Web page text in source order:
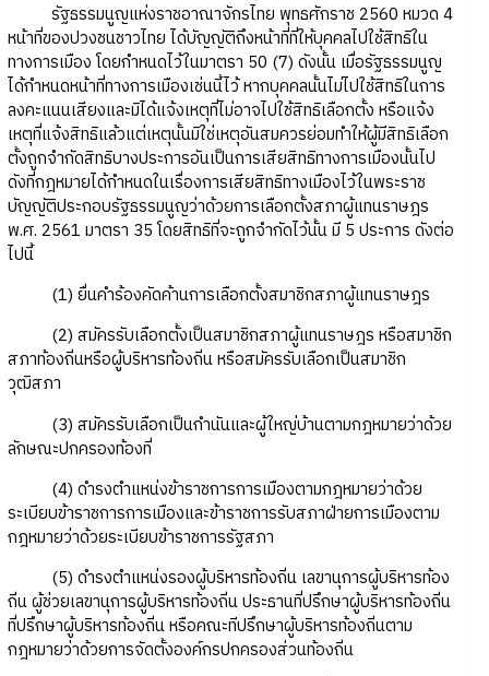
รัฐธรรมนูญแห่งราชอาณาจักรไทย พุทธศักราช 2560 หมวด 4
หน้าที่ของปวงชนชาวไทย ได้บัญญัติถึงหน้าที่ที่ให้บุคคลไปใช้สิทธิใน
ทางการเมือง โดยกำหนดไว้ในมาตรา 50 (7) ดังนั้น เมื่อรัฐธรรมนูญ
ได้กำหนดหน้าที่ทางการเมืองเช่นนี้ไว้ หากบุคคลนั้นไม่ไปใช้สิทธิในการ
ลงคะแนนเสียงและมิได้แจ้งเหตุที่ไม่อาจไปใช้สิทธิเลือกตั้ง หรือแจ้ง
เหตุที่แจ้งสิทธิแล้วแต่เหตุนั้นมิใช่เหตุอันสมควรย่อมทำให้ผู้มีสิทธิเลือก
ตั้งถูกจำกัดสิทธิบางประการอันเป็นการเสียสิทธิทางการเมืองนั้นไป
ดังที่กฎหมายได้กำหนดในเรื่องการเสียสิทธิทางเมืองไว้ในพระราช
บัญญัติประกอบรัฐธรรมนูญว่าด้วยการเลือกตั้งสภาผู้แทนราษฎร
พ.ศ. 2561 มาตรา 35 โดยสิทธิที่จะถูกจำกัดไว้นั้น มี 5 ประการ ดังต่อ
ไปนี้
(1) ยื่นคำร้องคัดค้านการเลือกตั้งสมาชิกสภาผู้แทนราษฎร
(2) สมัครรับเลือกตั้งเป็นสมาชิกสภาผู้แทนราษฎร หรือสมาชิก
สภาท้องถิ่นหรือผู้บริหารท้องถิ่น หรือสมัครรับเลือกเป็นสมาชิก
วุฒิสภา
(3) สมัครรับเลือกเป็นกำนันและผู้ใหญ่บ้านตามกฎหมายว่าด้วย
ลักษณะปกครองท้องที่
(4) ดำรงตำแหน่งข้าราชการการเมืองตามกฎหมายว่าด้วย
ระเบียบข้าราชการการเมืองและข้าราชการรับสภาฝ่ายการเมืองตาม
กฎหมายว่าด้วยระเบียบข้าราชการรัฐสภา
(5) ดำรงตำแหน่งรองผู้บริหารท้องถิ่น เลขานุการผู้บริหารท้อง
ถิ่น ผู้ช่วยเลขานุการผู้บริหารท้องถิ่น ประธานที่ปรึกษาผู้บริหารท้องถิ่น
ที่ปรึกษาผู้บริหารท้องถิ่น หรือคณะทีปรึกษาผู้บริหารท้องถิ่นตาม
กฎหมายว่าด้วยการจัดตั้งองค์กรปกครองส่วนท้องถิ่น